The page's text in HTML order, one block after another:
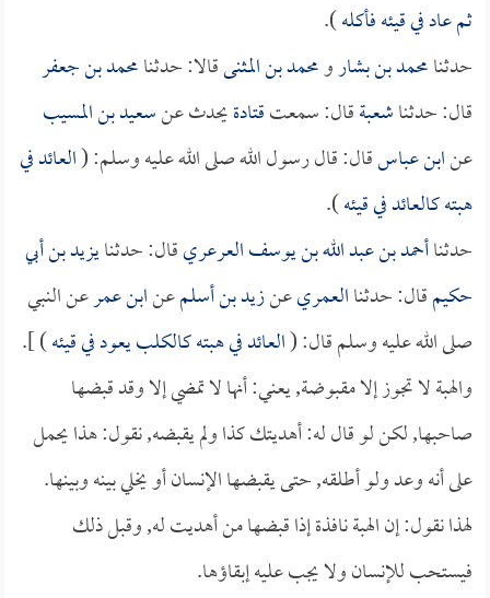
ثم عاد في قيئه فأكله).
حدثنامحمد بن بشارومحمد بن المثنىقالا: حدثنامحمد بن جعفر
قال: حدثناشعبةقال: سمعتقتادةيحدث عنسعيد بن المسيب
عنابن عباسقال: قال رسول الله صلى الله عليه وسلم: (العائد في
هبته كالعائد في قيئه).
حدثناأحمد بن عبد الله بن يوسف العرعريقال: حدثنايزيد بن أبي
حكيمقال: حدثناالعمريعنزيد بن أسلمعنابن عمرعن النبي
صلى الله عليه وسلم قال: (العائد في هبته كالكلب يعود في قيئه) ].
والهبة لا تجوز إلا مقبوضة, يعني: أنها لا تمضي إلا وقد قبضها
صاحبها, لكن لو قال له: أهديتك كذا ولم يقبضه, نقول: هذا يحمل
على أنه وعد ولو أطلقه, حتى يقبضها الإنسان أو يخلي بينه وبينها.
لهذا نقول: إن الهبة نافذة إذا قبضها من أهديت له, وقبل ذلك
فيستحب للإنسان ولا يجب عليه إبقاؤها.